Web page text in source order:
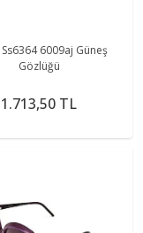
Ss6364 6009aj Güneş
Gözlüğü
1.713,50 TL